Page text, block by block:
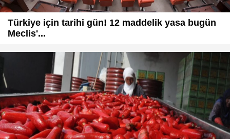
Türkiye için tarihi gün! 12 maddelik yasa bugün
Meclis'...